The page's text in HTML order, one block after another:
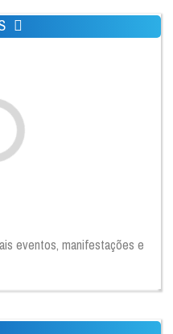
eventos, manifestações e